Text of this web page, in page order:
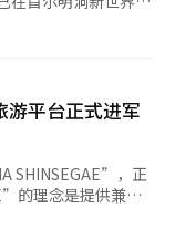
，行业持续低迷。去
亏损2776亿韩
免税店则缩减了世
了贸易中心店的楼
DRAGON（权志
及公开韩流明星
客量约达20万人
。此次免签政策
至8日）以及将在
客赴韩。 值得
高。韩国银行（央
动韩国国内生产总
公布当日，拥有免税
）、新世界
免税
国武商集团和王府
合作方案；乐天免
所有顾客及员工共
联合搜查后，并未
结束搜查并解除现
游平台正式进军
SHINSEGAE”，正
特色旅游路线，如